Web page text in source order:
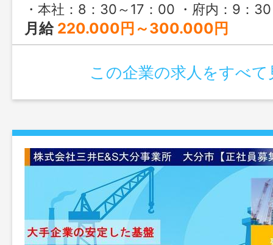
・本社：8：30～17：00 ・府内：9：
月給 220.000円～300.000円
この企業の求人をすべて